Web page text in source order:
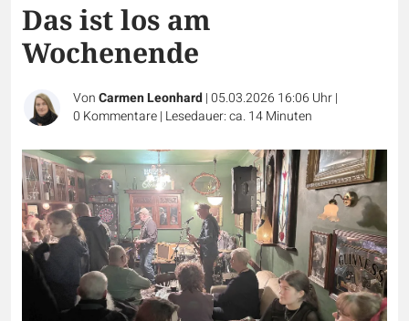
Das ist los am
Wochenende
VonCarmen Leonhard|05.03.2026 16:06 Uhr|
0 Kommentare| Lesedauer: ca. 14 Minuten